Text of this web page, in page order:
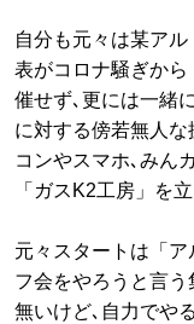
自分も元々は某ア
表がコロナ騒ぎか
催せず､更には一緒
に対する傍若無人
コンやスマホ､みん
「ガスK2工房」を
元々スタートは「
フ会をやろうと言
無いけど､自力でや